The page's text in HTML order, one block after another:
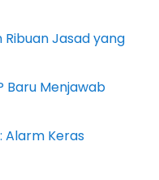
Ribuan Jasad yang
Baru Menjawab
Alarm Keras